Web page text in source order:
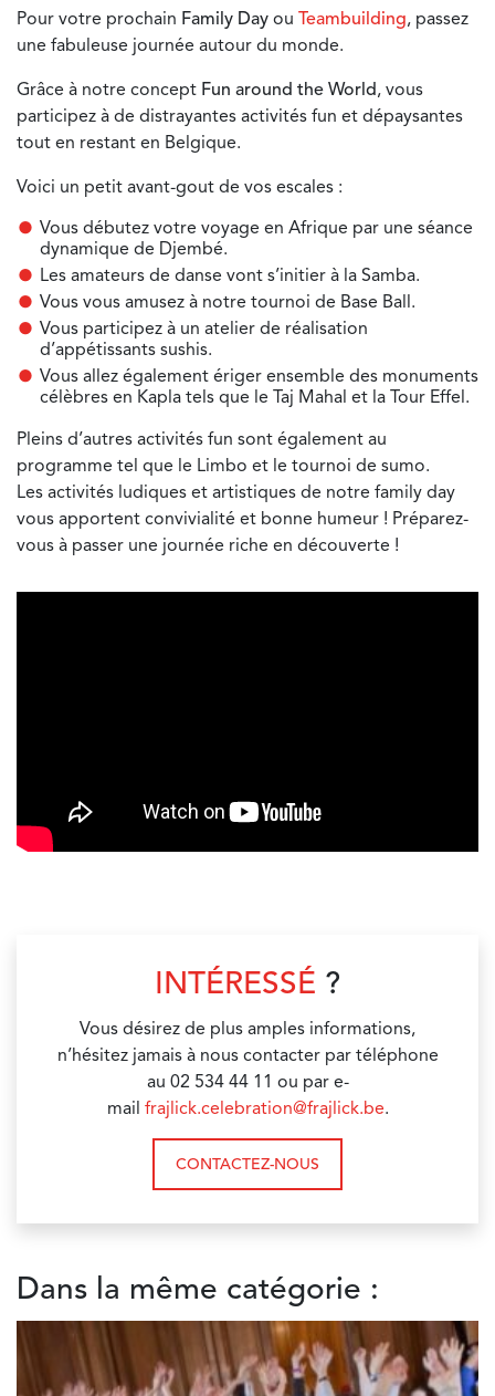
Pour votre prochain Family Day ou Teambuilding, passez
une fabuleuse journée autour du monde.
Grâce à notre concept Fun around the World, vous
participez à de distrayantes activités fun et dépaysantes
tout en restant en Belgique.
Voici un petit avant-gout de vos escales :
Vous débutez votre voyage en Afrique par une séance
dynamique de Djembé.
Les amateurs de danse vont s’initier à la Samba.
Vous vous amusez à notre tournoi de Base Ball.
Vous participez à un atelier de réalisation
d’appétissants sushis.
Vous allez également ériger ensemble des monuments
célèbres en Kapla tels que le Taj Mahal et la Tour Effel.
Pleins d’autres activités fun sont également au
programme tel que le Limbo et le tournoi de sumo.
Les activités ludiques et artistiques de notre family day
vous apportent convivialité et bonne humeur ! Préparez-
vous à passer une journée riche en découverte !
INTÉRESSÉ ?
Vous désirez de plus amples informations,
n’hésitez jamais à nous contacter par téléphone
au 02 534 44 11 ou par e-
mail frajlick.celebration@frajlick.be.
CONTACTEZ-NOUS
Dans la même catégorie :